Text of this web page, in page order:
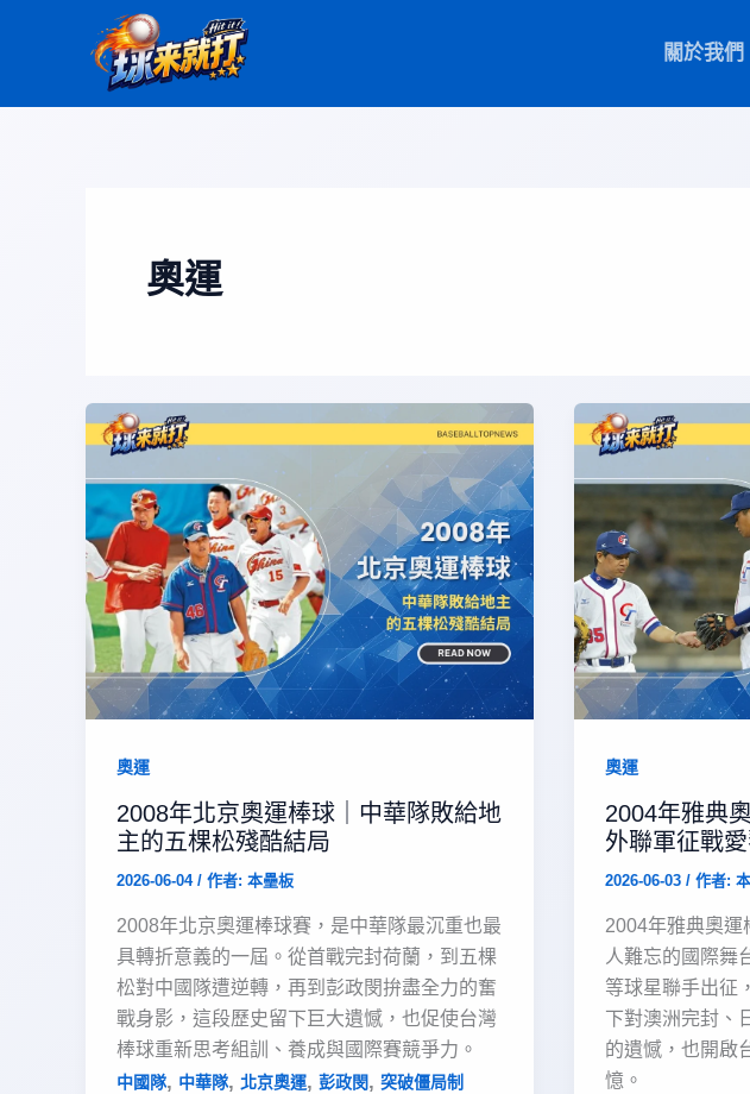
要
關於我們
奧運
奧運
2008年北京奧運棒球｜中華隊敗給地
主的五棵松殘酷結局
2026-06-04 / 作者: 本壘板
2008年北京奧運棒球賽，是中華隊最沉重也最
具轉折意義的一屆。從首戰完封荷蘭，到五棵
松對中國隊遭逆轉，再到彭政閔拚盡全力的奮
戰身影，這段歷史留下巨大遺憾，也促使台灣
棒球重新思考組訓、養成與國際賽競爭力。
中國隊, 中華隊, 北京奧運, 彭政閔, 突破僵局制
奧運
2004年雅典
外聯軍征戰
2026-06-03 / 作者:
2004年雅典奧運
人難忘的國際舞
等球星聯手出征
下對澳洲完封、
的遺憾，也開啟
憶。